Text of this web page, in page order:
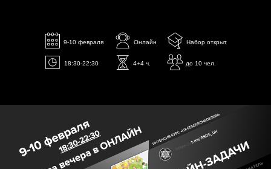
9-10 февраля
до 10 чел.
4+4 ч.
18:30-22:30
Набор открыт
Онлайн
Купить ✍️
почему выбирают нас
Специфика наших занятий